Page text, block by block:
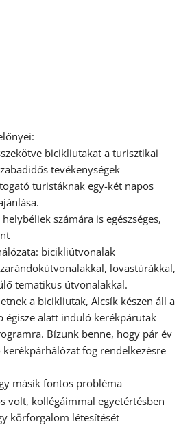
bicikliutakat a turisztikai
tevékenységek
turistáknak egy-két napos
számára is egészséges,
bicikliútvonalak
lovastúrákkal,
tematikus útvonalakkal.
a bicikliutak, Alcsík készen áll a
égisze alatt induló kerékpárutak
Bízunk benne, hogy pár év
fog rendelkezésre
másik fontos probléma
volt, kollégáimmal egyetértésben
körforgalom létesítését